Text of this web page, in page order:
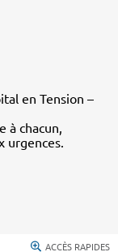
en Tension –
à chacun,
urgences.
ACCÈS RAPIDES